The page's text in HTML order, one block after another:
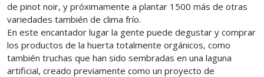
de pinot noir, y próximamente a plantar 1500 más de otras
variedades también de clima frío.
En este encantador lugar la gente puede degustar y comprar
los productos de la huerta totalmente orgánicos, como
también truchas que han sido sembradas en una laguna
artificial, creado previamente como un proyecto de